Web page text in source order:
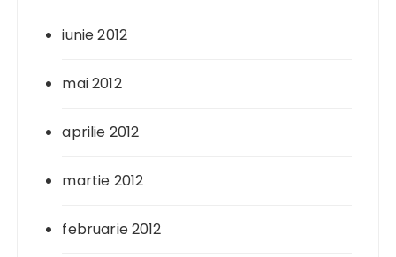
iunie 2012
mai 2012
aprilie 2012
martie 2012
februarie 2012